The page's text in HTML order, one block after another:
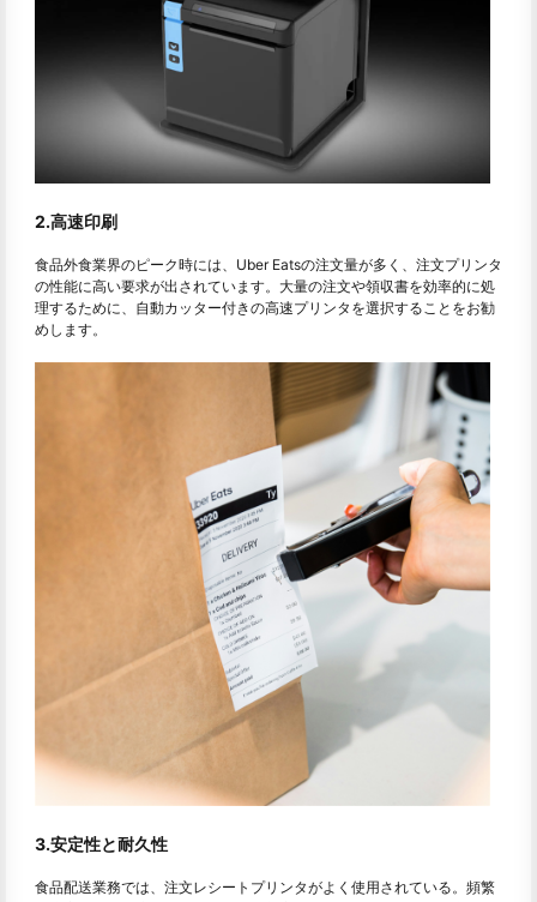
2.高速印刷
食品外食業界のピーク時には、Uber Eatsの注文量が多く、注文プリンタ
の性能に高い要求が出されています。大量の注文や領収書を効率的に処
理するために、自動カッター付きの高速プリンタを選択することをお勧
めします。
3.安定性と耐久性
食品配送業務では、注文レシートプリンタがよく使用されている。頻繁